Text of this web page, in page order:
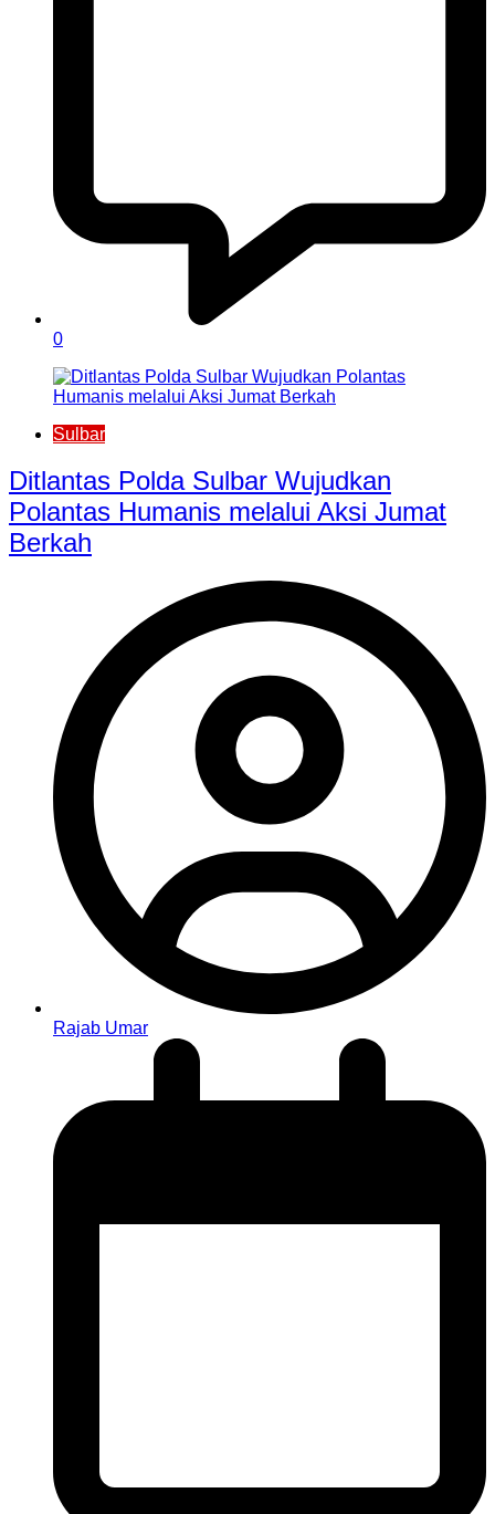
0
Sulbar
Ditlantas Polda Sulbar Wujudkan
Polantas Humanis melalui Aksi Jumat
Berkah
Rajab Umar